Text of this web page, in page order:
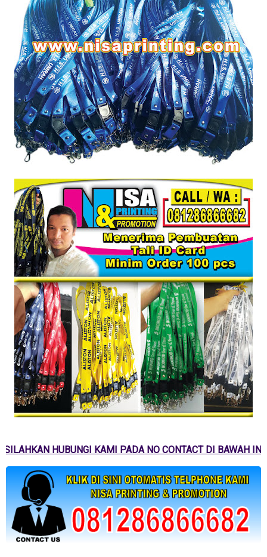
SILAHKAN HUBUNGI KAMI PADA NO CONTACT DI BAWAH INI